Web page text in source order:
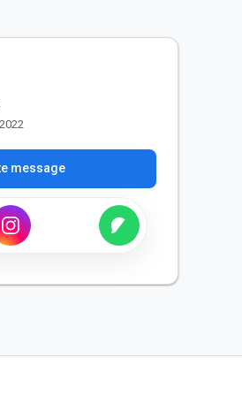
message